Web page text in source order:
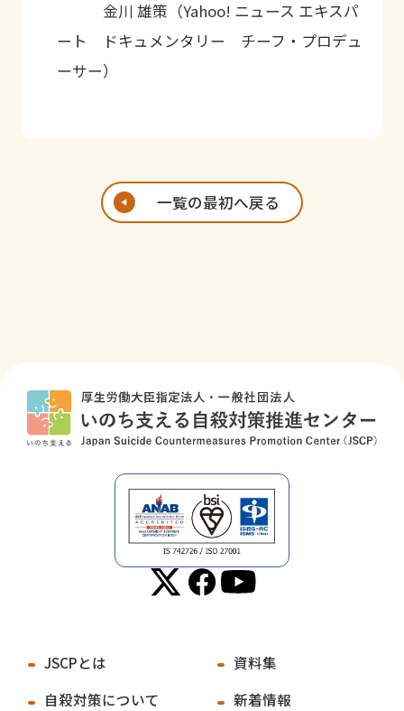
金川 雄策（Yahoo! ニュース エキスパ
ート ドキュメンタリー チーフ・プロデュ
ーサー）
一覧の最初へ戻る
JSCPとは
自殺対策について
資料集
新着情報